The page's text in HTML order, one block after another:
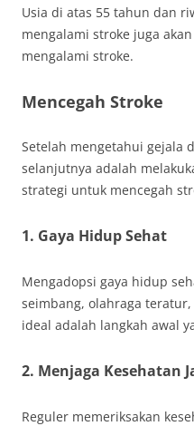
Usia di atas 55 tahun dan
mengalami stroke juga
mengalami stroke.
Mencegah Stroke
Setelah mengetahui gejala
selanjutnya adalah
strategi untuk mencegah
1. Gaya Hidup Sehat
Mengadopsi gaya hidup
seimbang, olahraga
ideal adalah langkah awal
2. Menjaga Kesehatan
Reguler memeriksakan